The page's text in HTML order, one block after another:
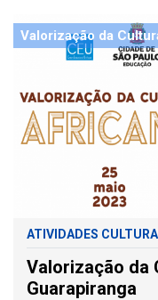
Valorização da
ATIVIDADES
Valorização da
Guarapiranga